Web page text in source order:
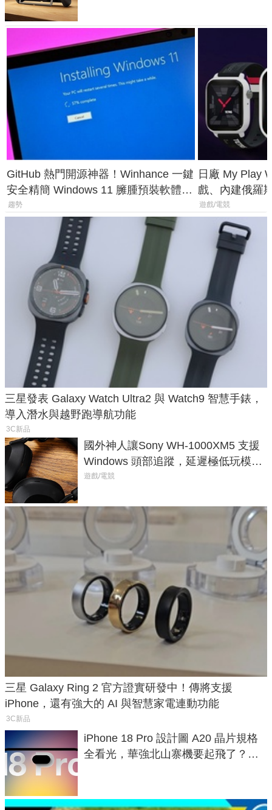
GitHub 熱門開源神器！Winhance 一鍵
安全精簡 Windows 11 臃腫預裝軟體與
後台追蹤
趨勢
日廠 My Play
戲、內建俄羅
過竟然不能連
遊戲/電競
三星發表 Galaxy Watch Ultra2 與 Watch9 智慧手錶，
導入潛水與越野跑導航功能
3C新品
國外神人讓Sony WH-1000XM5 支援
Windows 頭部追蹤，延遲極低玩模擬
飛行超有感
遊戲/電競
三星 Galaxy Ring 2 官方證實研發中！傳將支援
iPhone，還有強大的 AI 與智慧家電連動功能
3C新品
iPhone 18 Pro 設計圖 A20 晶片規格
全看光，華強北山寨機要起飛了？專